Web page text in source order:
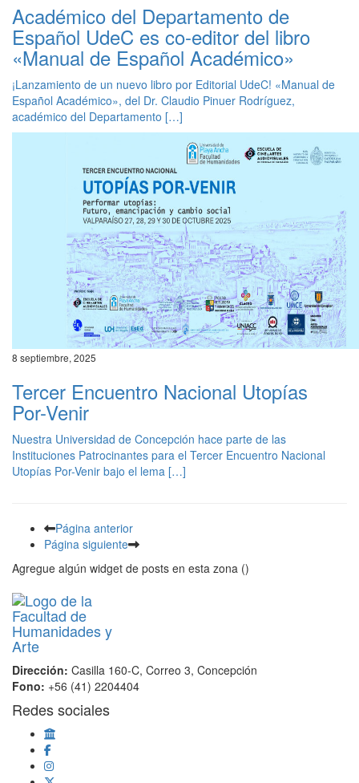
Académico del Departamento de
Español UdeC es co-editor del libro
«Manual de Español Académico»
¡Lanzamiento de un nuevo libro por Editorial UdeC! «Manual de
Español Académico», del Dr. Claudio Pinuer Rodríguez,
académico del Departamento […]
8 septiembre, 2025
Tercer Encuentro Nacional Utopías
Por-Venir
Nuestra Universidad de Concepción hace parte de las
Instituciones Patrocinantes para el Tercer Encuentro Nacional
Utopías Por-Venir bajo el lema […]
Página anterior
Página siguiente
Agregue algún widget de posts en esta zona ()
Dirección: Casilla 160-C, Correo 3, Concepción
Fono: +56 (41) 2204404
Redes sociales